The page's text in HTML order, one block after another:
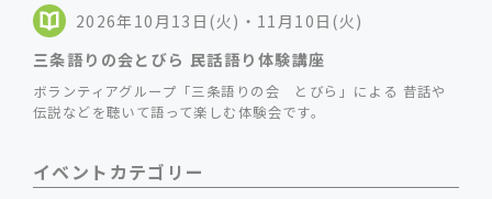
2026年10月13日(火)・11月10日(火)
三条語りの会とびら 民話語り体験講座
ボランティアグループ「三条語りの会 とびら」による 昔話や
伝説などを聴いて語って楽しむ体験会です。
イベントカテゴリー